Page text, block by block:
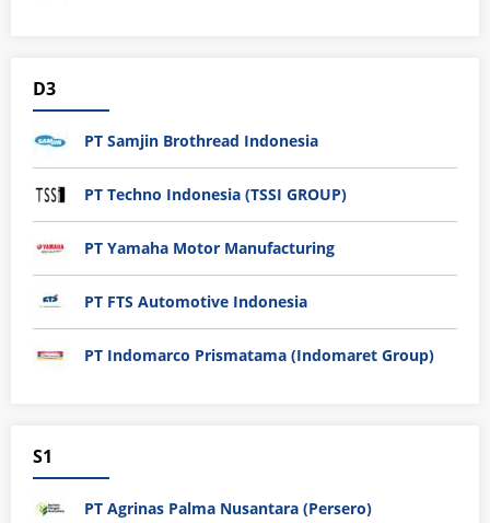
D3
PT Samjin Brothread Indonesia
PT Techno Indonesia (TSSI GROUP)
PT Yamaha Motor Manufacturing
PT FTS Automotive Indonesia
PT Indomarco Prismatama (Indomaret Group)
S1
PT Agrinas Palma Nusantara (Persero)